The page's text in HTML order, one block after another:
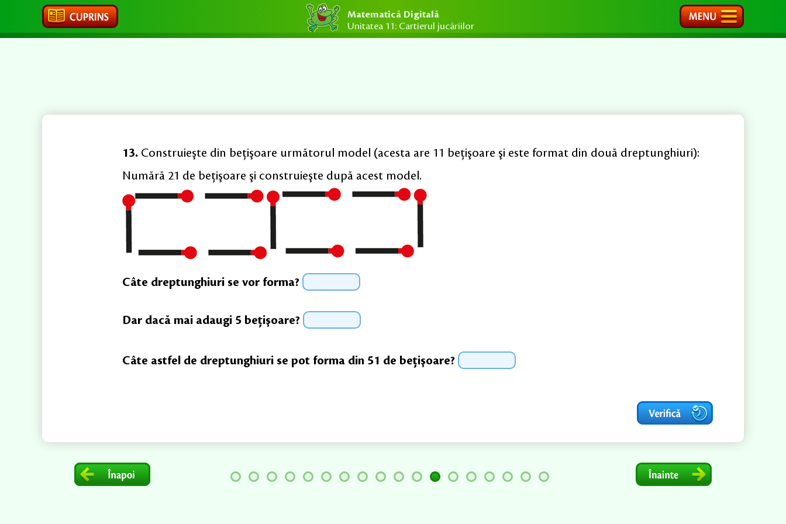
Matematică Digitală
Unitatea 11: Cartierul jucăriilor
13. Construieşte din beţişoare următorul model (acesta are 11 beţişoare şi este format din două dreptunghiuri):
Numără 21 de beţişoare şi construieşte după acest model.
Câte dreptunghiuri se vor forma?
Dar dacă mai adaugi 5 beţişoare?
Câte astfel de dreptunghiuri se pot forma din 51 de beţişoare?